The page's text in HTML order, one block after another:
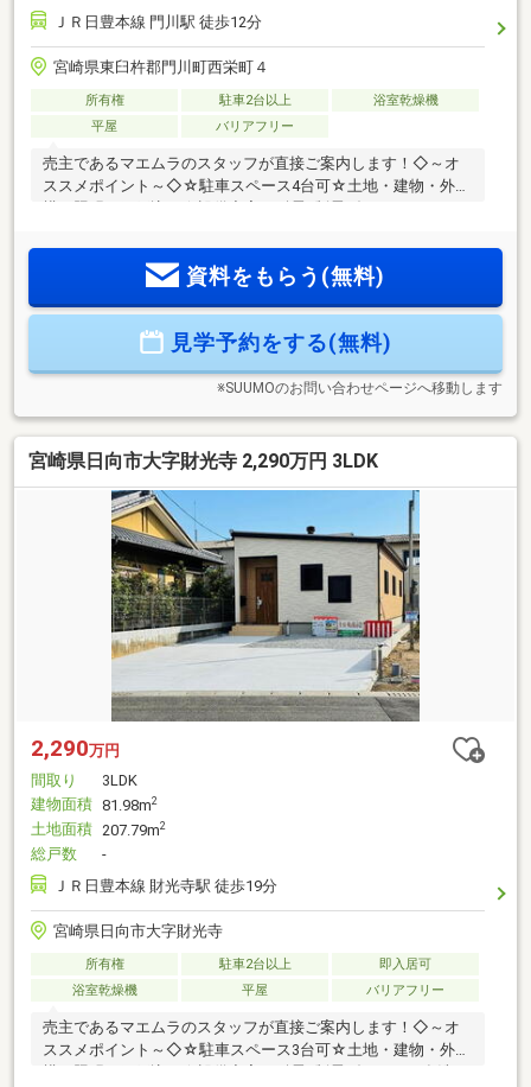
ＪＲ日豊本線 門川駅 徒歩12分
宮崎県東臼杵郡門川町西栄町４
所有権 駐車2台以上
浴室乾燥機
平屋
バリアフリー
売主であるマエムラのスタッフが直接ご案内します！◇～オ
ススメポイント～◇☆駐車スペース4台可☆土地・建物・外
構・照明・網戸込み☆設備充実！耐震×制震ダンパー、
付きでお部屋広々♪☆住宅瑕疵担保責任保険、地盤保証、しろ
あり保証、アフターサービス付き◇～周辺環境～◇☆門川小
歩10分【ご見学のご予約・お問い合わせ方法】☆TEL『0982-
20-5489』までお電話、または『見学予約する(無料)』からお
資料をもらう(無料)
見学予約をする(無料)
※SUUMOのお問い合わせページへ移動します
宮崎県日向市大字財光寺 2,290万円 3LDK
2,290万円
間取り
3LDK
建物面積 81.98m2
土地面積 207.79m2
総戸数
-
ＪＲ日豊本線 財光寺駅 徒歩19分
宮崎県日向市大字財光寺
所有権 駐車2台以上
即入居可
浴室乾燥機
平屋 バリアフリー
売主であるマエムラのスタッフが直接ご案内します！◇～オ
ススメポイント～◇☆駐車スペース3台可☆土地・建物・外